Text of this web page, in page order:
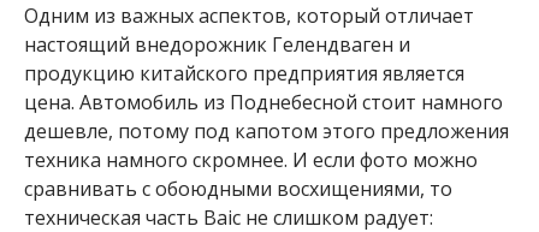
Одним из важных аспектов, который отличает
настоящий внедорожник Гелендваген и
продукцию китайского предприятия является
цена. Автомобиль из Поднебесной стоит намного
дешевле, потому под капотом этого предложения
техника намного скромнее. И если фото можно
сравнивать с обоюдными восхищениями, то
техническая часть Baic не слишком радует: